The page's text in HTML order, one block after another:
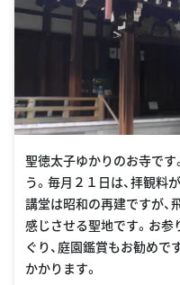
聖徳太子ゆかりのお寺です
う。毎月２１日は、拝観料
講堂は昭和の再建ですが、
感じさせる聖地です。お参
ぐり、庭園鑑賞もお勧めで
かかります。